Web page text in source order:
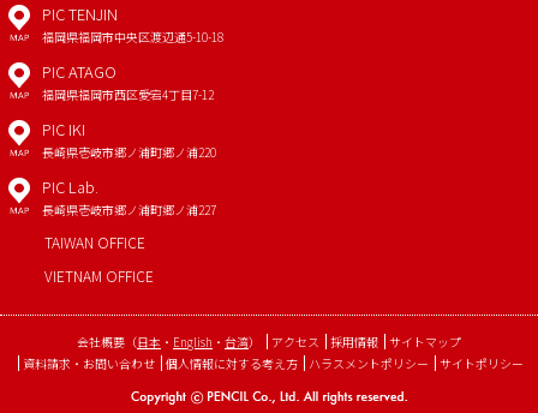
MAP
PIC TENJIN
福岡県福岡市中央区渡辺通5-10-18
MAP
PIC ATAGO
福岡県福岡市西区愛宕4丁目7-12
MAP
PIC IKI
長崎県壱岐市郷ノ浦町郷ノ浦220
MAP
PIC Lab.
長崎県壱岐市郷ノ浦町郷ノ浦227
TAIWAN OFFICE
VIETNAM OFFICE
会社概要 （日本 ・ English ・ 台湾） アクセス 採用情報 サイトマップ
資料請求・お問い合わせ 個人情報に対する考え方 ハラスメントポリシー サイトポリシー